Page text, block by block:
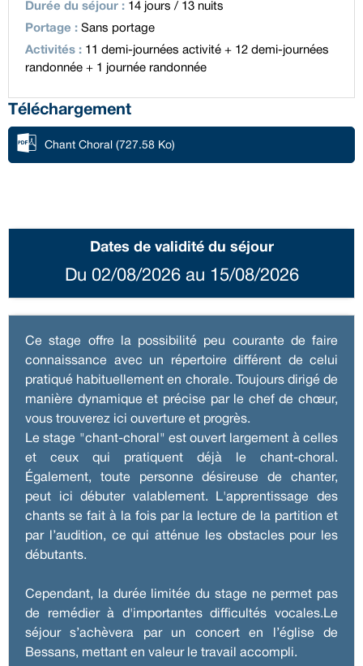
Durée du séjour : 14 jours / 13 nuits
Portage : Sans portage
Activités : 11 demi-journées activité + 12 demi-journées
randonnée + 1 journée randonnée
Téléchargement
Chant Choral (727.58 Ko)
Dates de validité du séjour
Du 02/08/2026 au 15/08/2026
Ce stage offre la possibilité peu courante de faire
connaissance avec un répertoire différent de celui
pratiqué habituellement en chorale. Toujours dirigé de
manière dynamique et précise par le chef de chœur,
vous trouverez ici ouverture et progrès.
Le stage "chant-choral" est ouvert largement à celles
et ceux qui pratiquent déjà le chant-choral.
Également, toute personne désireuse de chanter,
peut ici débuter valablement. L'apprentissage des
chants se fait à la fois par la lecture de la partition et
par l’audition, ce qui atténue les obstacles pour les
débutants.
Cependant, la durée limitée du stage ne permet pas
de remédier à d'importantes difficultés vocales.Le
séjour s’achèvera par un concert en l’église de
Bessans, mettant en valeur le travail accompli.